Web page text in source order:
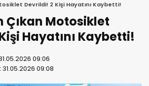
Devrildi! 2 Kişi Hayatını Kaybetti!
Çıkan Motosiklet
Hayatını Kaybetti!
09:06
31.05.2026 09:08